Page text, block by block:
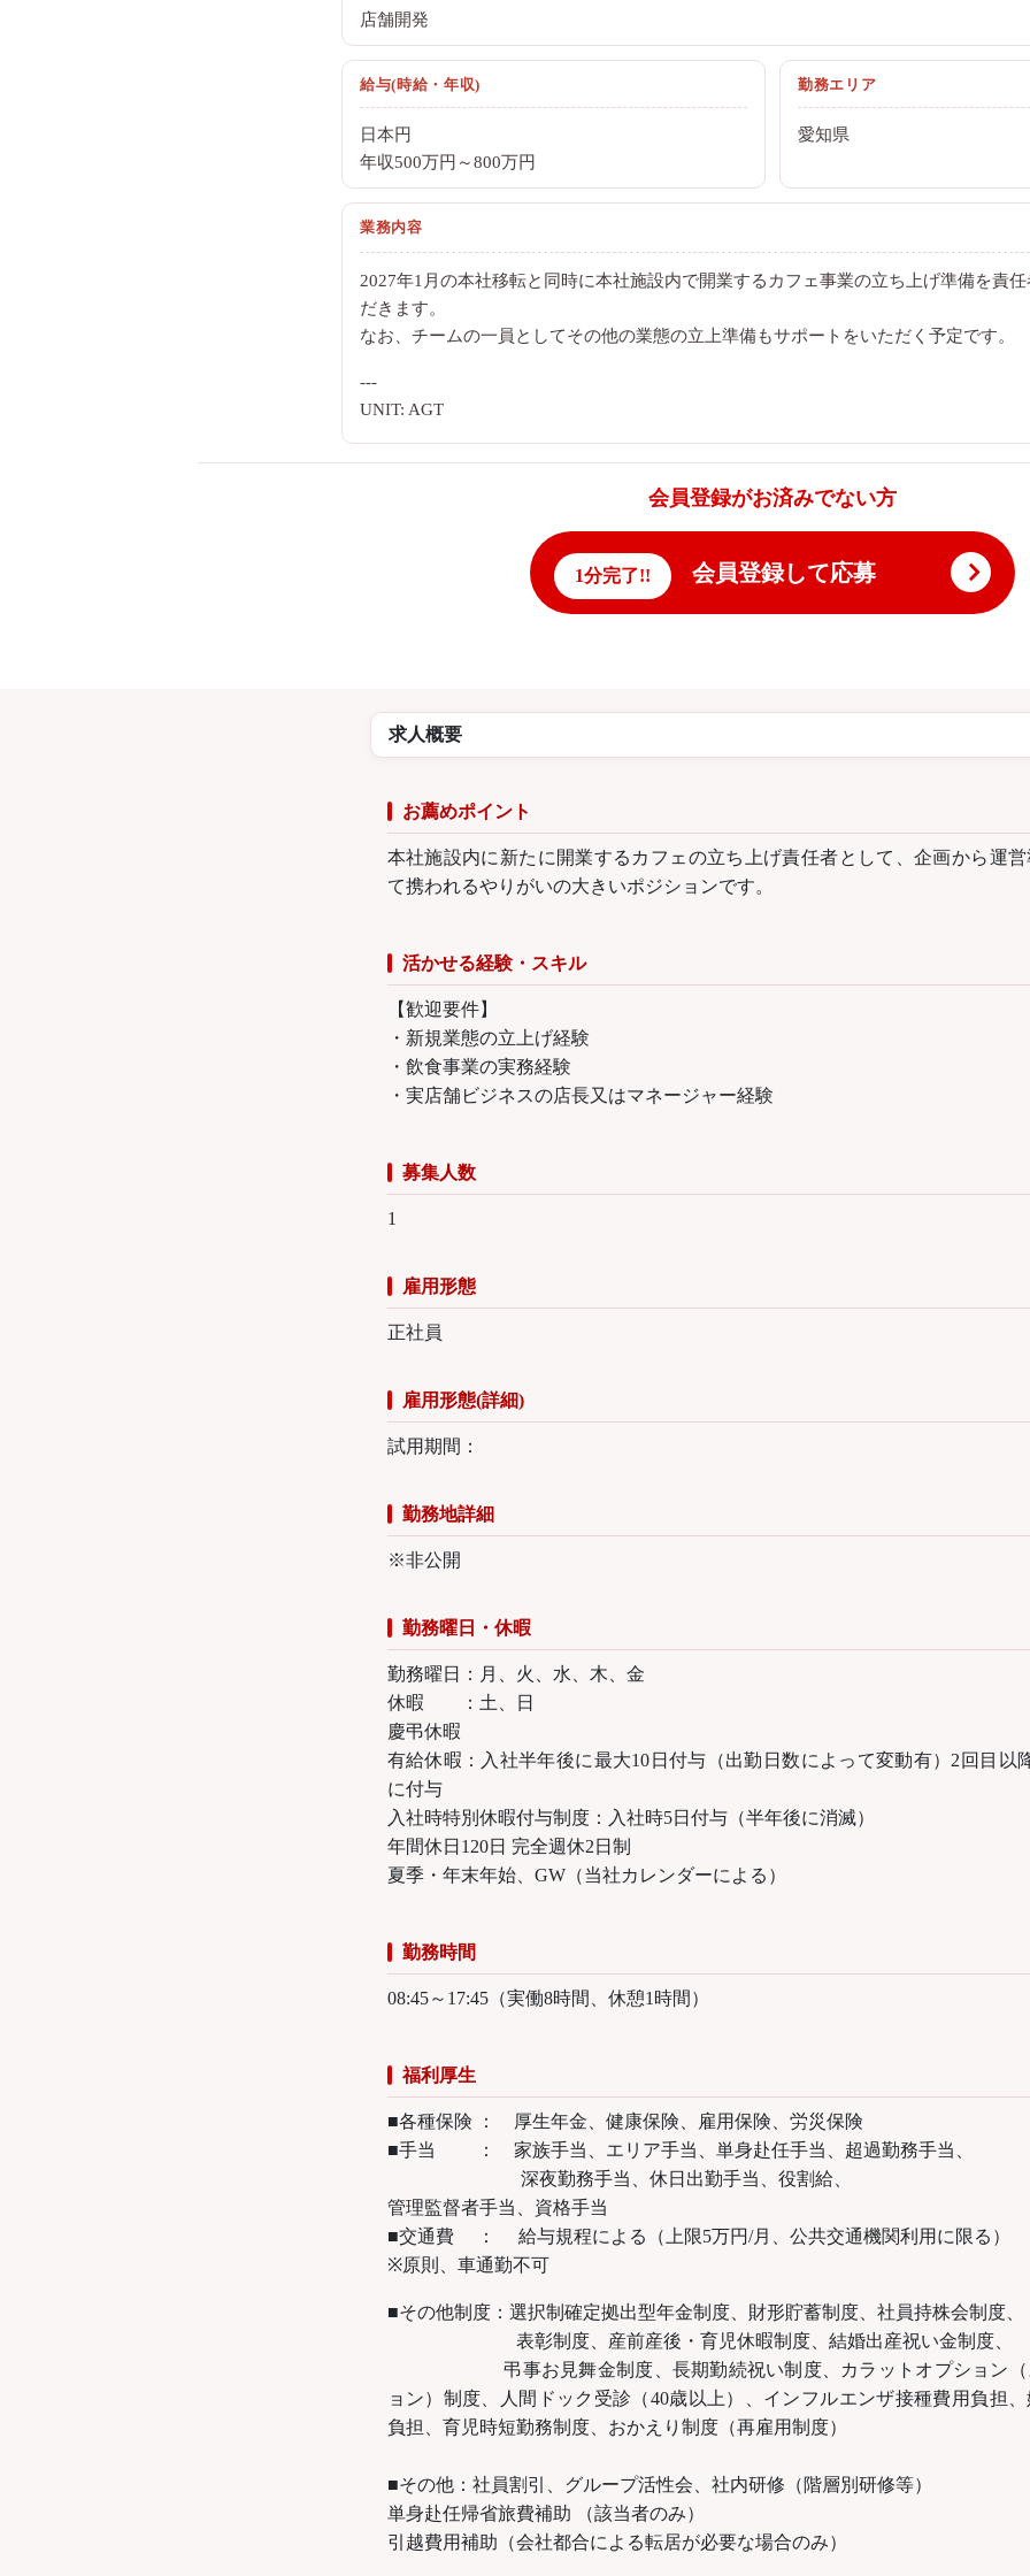
店舗開発
給与(時給・年収)
日本円
年収500万円～800万円
勤務エリア
愛知県
業務内容
2027年1月の本社移転と同時に本社施設内で開業するカフェ事業の立ち上げ準備を責
だきます。
なお、チームの一員としてその他の業態の立上準備もサポートをいただく予定です。
---
UNIT: AGT
会員登録がお済みでない方
1分完了!! 会員登録して応募
求人概要
お薦めポイント
本社施設内に新たに開業するカフェの立ち上げ責任者として、企画から運
て携われるやりがいの大きいポジションです。
活かせる経験・スキル
【歓迎要件】
・新規業態の立上げ経験
・飲食事業の実務経験
・実店舗ビジネスの店長又はマネージャー経験
募集人数
1
雇用形態
正社員
雇用形態(詳細)
試用期間：
勤務地詳細
※非公開
勤務曜日・休暇
勤務曜日：月、火、水、木、金
休暇 ：土、日
慶弔休暇
有給休暇：入社半年後に最大10日付与（出勤日数によって変動有）2回目以
に付与
入社時特別休暇付与制度：入社時5日付与（半年後に消滅）
年間休日120日 完全週休2日制
夏季・年末年始、GW（当社カレンダーによる）
勤務時間
08:45～17:45（実働8時間、休憩1時間）
福利厚生
■各種保険 ： 厚生年金、健康保険、雇用保険、労災保険
■手当 ： 家族手当、エリア手当、単身赴任手当、超過勤務手当、
深夜勤務手当、休日出勤手当、役割給、
管理監督者手当、資格手当
■交通費 ： 給与規程による（上限5万円/月、公共交通機関利用に限る）
※原則、車通勤不可
■その他制度：選択制確定拠出型年金制度、財形貯蓄制度、社員持株会制度、
表彰制度、産前産後・育児休暇制度、結婚出産祝い金制度、
弔事お見舞金制度、長期勤続祝い制度、カラットオプション（
ョン）制度、人間ドック受診（40歳以上）、インフルエンザ接種費用負担
負担、育児時短勤務制度、おかえり制度（再雇用制度）
■その他：社員割引、グループ活性会、社内研修（階層別研修等）
単身赴任帰省旅費補助 （該当者のみ）
引越費用補助（会社都合による転居が必要な場合のみ）